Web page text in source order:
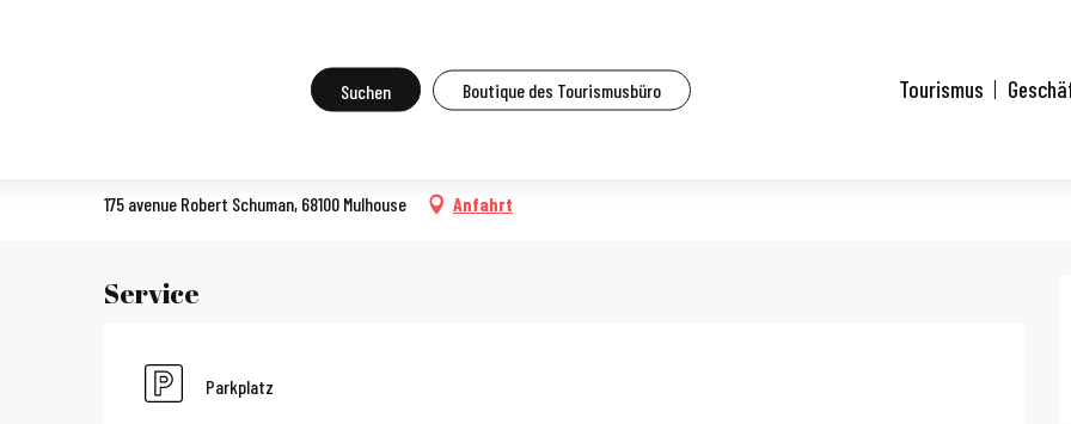
Boutique des Tourismusbüro
Suche Tourismus
Sport Bowling Mulhouse
175 avenue Robert Schuman, 68100 Mulhouse Anfahrt
Service
Parkplatz